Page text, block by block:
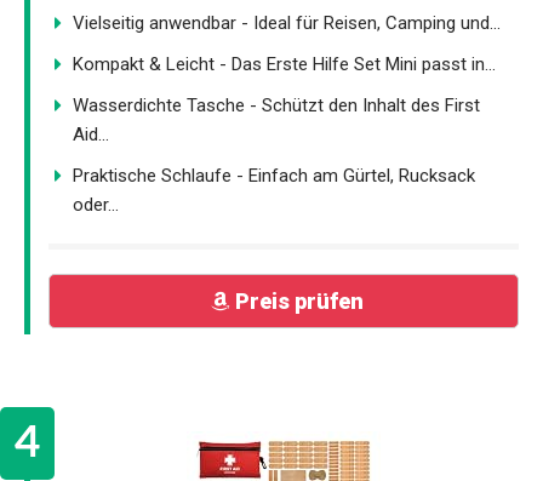
Vielseitig anwendbar - Ideal für Reisen, Camping und...
Kompakt & Leicht - Das Erste Hilfe Set Mini passt in...
Wasserdichte Tasche - Schützt den Inhalt des First
Aid...
Praktische Schlaufe - Einfach am Gürtel, Rucksack
oder...
Preis prüfen